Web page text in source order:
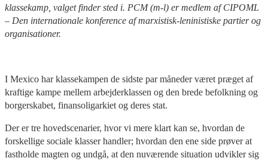
klassekamp, valget finder sted i. PCM (m-l) er medlem af CIPOML
– Den internationale konference af marxistisk-leninistiske partier og
organisationer.
I Mexico har klassekampen de sidste par måneder været præget af
kraftige kampe mellem arbejderklassen og den brede befolkning og
borgerskabet, finansoligarkiet og deres stat.
Der er tre hovedscenarier, hvor vi mere klart kan se, hvordan de
forskellige sociale klasser handler; hvordan den ene side prøver at
fastholde magten og undgå, at den nuværende situation udvikler sig